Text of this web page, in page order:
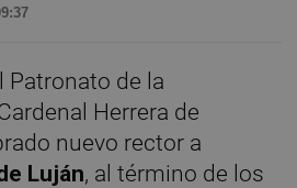
Patronato de la
Herrera de
nuevo rector a
Luján, al término de los